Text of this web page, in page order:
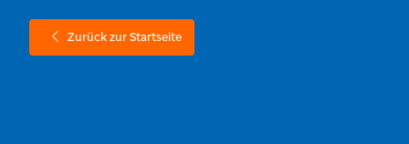
Zurück zur Startseite